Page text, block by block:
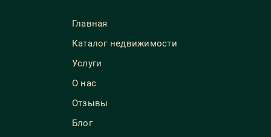
Главная
Каталог недвижимости
Услуги
О нас
Отзывы
Блог